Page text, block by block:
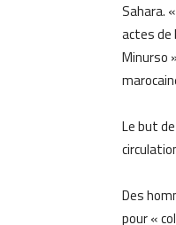
Sahara.
actes de
Minurso
Le but
Des
pour «